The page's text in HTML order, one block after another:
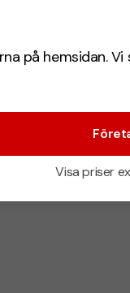
på hemsidan.
Visa priser